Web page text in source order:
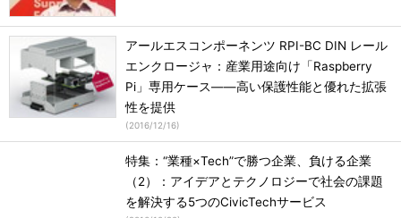
アールエスコンポーネンツ RPI-BC DIN レール
エンクロージャ：産業用途向け「Raspberry
Pi」専用ケース――高い保護性能と優れた拡張
性を提供
(2016/12/16)
特集：“業種×Tech”で勝つ企業、負ける企業
（2）：アイデアとテクノロジーで社会の課題
を解決する5つのCivicTechサービス